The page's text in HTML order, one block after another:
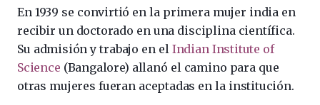
En 1939 se convirtió en la primera mujer india en
recibir un doctorado en una disciplina científica.
Su admisión y trabajo en el Indian Institute of
Science (Bangalore) allanó el camino para que
otras mujeres fueran aceptadas en la institución.